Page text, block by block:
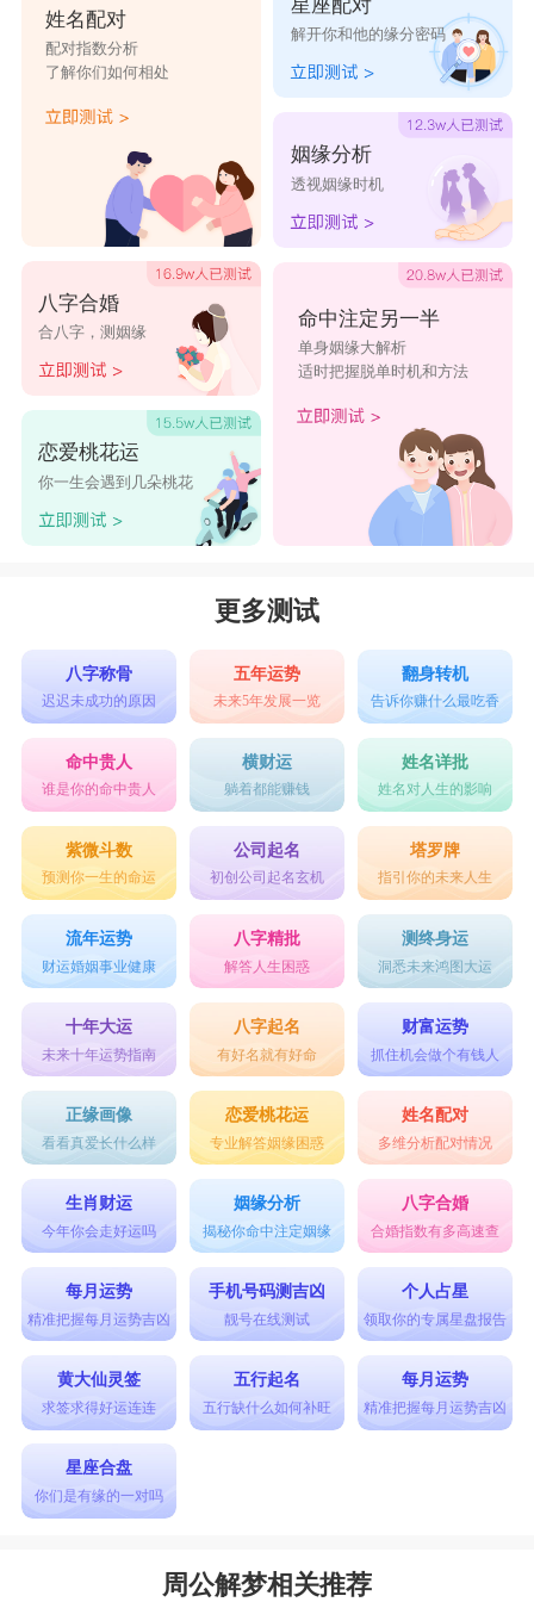
姓名配对
配对指数分析
了解你们如何相处
八字合婚
合八字，测姻缘
恋爱桃花运
你一生会遇到几朵桃花
星座配对
解开你和他的缘分密码
姻缘分析
透视姻缘时机
命中注定另一半
单身姻缘大解析
适时把握脱单时机和方法
更多测试
八字称骨
迟迟未成功的原因
五年运势
未来5年发展一览
翻身转机
告诉你赚什么最吃香
命中贵人
谁是你的命中贵人
横财运
躺着都能赚钱
姓名详批
姓名对人生的影响
紫微斗数
预测你一生的命运
公司起名
初创公司起名玄机
塔罗牌
指引你的未来人生
流年运势
财运婚姻事业健康
八字精批
解答人生困惑
测终身运
洞悉未来鸿图大运
十年大运
未来十年运势指南
八字起名
有好名就有好命
财富运势
抓住机会做个有钱人
正缘画像
看看真爱长什么样
恋爱桃花运
专业解答姻缘困惑
姓名配对
多维分析配对情况
生肖财运
今年你会走好运吗
姻缘分析
揭秘你命中注定姻缘
八字合婚
合婚指数有多高速查
每月运势
精准把握每月运势吉凶
手机号码测吉凶
靓号在线测试
个人占星
领取你的专属星盘报告
黄大仙灵签
求签求得好运连连
五行起名
五行缺什么如何补旺
每月运势
精准把握每月运势吉凶
星座合盘
你们是有缘的一对吗
周公解梦相关推荐